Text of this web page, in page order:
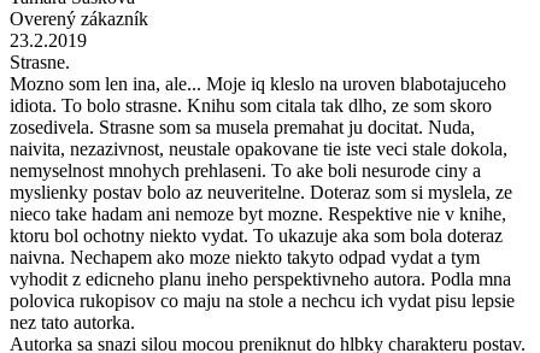
Overený zákazník
23.2.2019
Strasne.
Mozno som len ina, ale... Moje iq kleslo na uroven blabotajuceho
idiota. To bolo strasne. Knihu som citala tak dlho, ze som skoro
zosedivela. Strasne som sa musela premahat ju docitat. Nuda,
naivita, nezazivnost, neustale opakovane tie iste veci stale dokola,
nemyselnost mnohych prehlaseni. To ake boli nesurode ciny a
myslienky postav bolo az neuveritelne. Doteraz som si myslela, ze
nieco take hadam ani nemoze byt mozne. Respektive nie v knihe,
ktoru bol ochotny niekto vydat. To ukazuje aka som bola doteraz
naivna. Nechapem ako moze niekto takyto odpad vydat a tym
vyhodit z edicneho planu ineho perspektivneho autora. Podla mna
polovica rukopisov co maju na stole a nechcu ich vydat pisu lepsie
nez tato autorka.
Autorka sa snazi silou mocou preniknut do hlbky charakteru postav.